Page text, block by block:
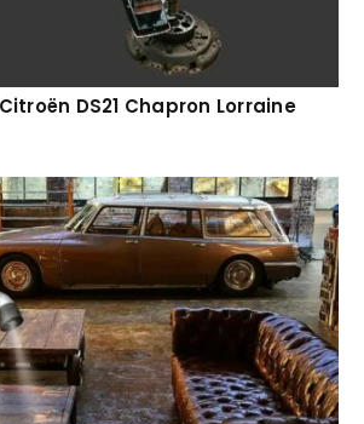
DS21 Chapron Lorraine